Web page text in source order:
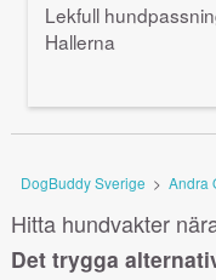
Lekfull
Hallerna
DogBuddy Sverige > Andra
Hitta hundvakter
Det trygga